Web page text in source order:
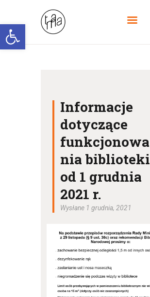
Otwórz pasek narzędzi
O NAS
PROJEKTY
KONTAKT
Informacje
dotyczące
funkcjonowa
nia biblioteki
od 1 grudnia
2021 r.
Wysłane 1 grudnia, 2021